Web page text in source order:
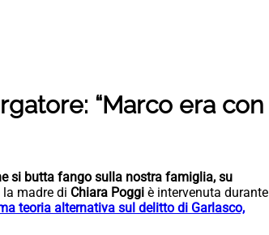
“Marco era con
si butta fango sulla nostra famiglia, su
la madre di Chiara Poggi è intervenuta durante
teoria alternativa sul delitto di Garlasco,